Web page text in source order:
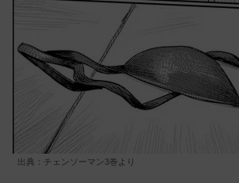
出典：チェンソーマン3巻より